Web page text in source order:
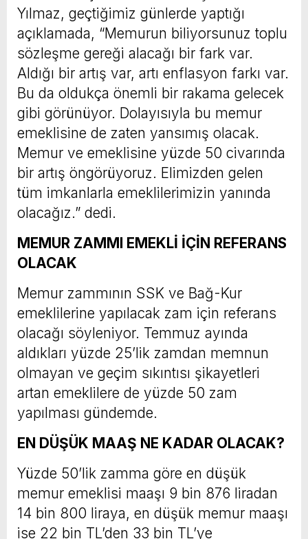
Yılmaz, geçtiğimiz günlerde yaptığı
açıklamada, “Memurun biliyorsunuz toplu
sözleşme gereği alacağı bir fark var.
Aldığı bir artış var, artı enflasyon farkı var.
Bu da oldukça önemli bir rakama gelecek
gibi görünüyor. Dolayısıyla bu memur
emeklisine de zaten yansımış olacak.
Memur ve emeklisine yüzde 50 civarında
bir artış öngörüyoruz. Elimizden gelen
tüm imkanlarla emeklilerimizin yanında
olacağız.” dedi.
MEMUR ZAMMI EMEKLİ İÇİN REFERANS
OLACAK
Memur zammının SSK ve Bağ-Kur
emeklilerine yapılacak zam için referans
olacağı söyleniyor. Temmuz ayında
aldıkları yüzde 25’lik zamdan memnun
olmayan ve geçim sıkıntısı şikayetleri
artan emeklilere de yüzde 50 zam
yapılması gündemde.
EN DÜŞÜK MAAŞ NE KADAR OLACAK?
Yüzde 50’lik zamma göre en düşük
memur emeklisi maaşı 9 bin 876 liradan
14 bin 800 liraya, en düşük memur maaşı
ise 22 bin TL’den 33 bin TL’ye